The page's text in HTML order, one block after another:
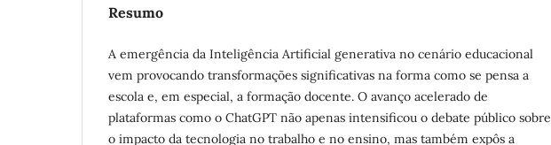
Resumo
A emergência da Inteligência Artificial generativa no cenário educacional
vem provocando transformações significativas na forma como se pensa a
escola e, em especial, a formação docente. O avanço acelerado de
plataformas como o ChatGPT não apenas intensificou o debate público sobre
o impacto da tecnologia no trabalho e no ensino, mas também expôs a